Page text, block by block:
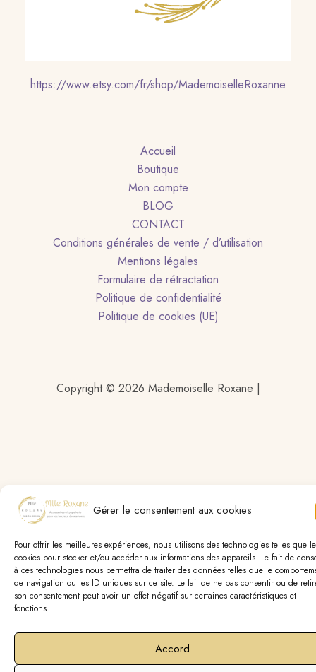
Gérer le consentement aux cookies
Pour offrir les meilleures expériences, nous utilisons des technologies telles que
cookies pour stocker et/ou accéder aux informations des appareils. Le fait de
à ces technologies nous permettra de traiter des données telles que le
de navigation ou les ID uniques sur ce site. Le fait de ne pas consentir ou de
son consentement peut avoir un effet négatif sur certaines caractéristiques et
fonctions.
Accord
https://www.etsy.com/fr/shop/MademoiselleRoxanne
Accueil
Boutique
Mon compte
BLOG
CONTACT
Conditions générales de vente / d’utilisation
Mentions légales
Formulaire de rétractation
Politique de confidentialité
Politique de cookies (UE)
Copyright © 2026 Mademoiselle Roxane |